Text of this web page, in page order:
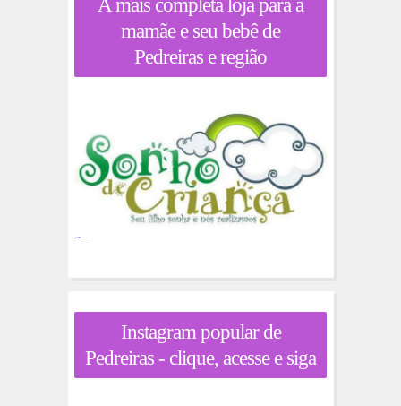
A mais completa loja para a
mamãe e seu bebê de
Pedreiras e região
Instagram popular de
Pedreiras - clique, acesse e siga